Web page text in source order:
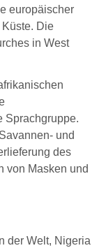
europäischer
Küste. Die
in West
Sprachgruppe.
und
des
von Masken und
der Welt, Nigeria